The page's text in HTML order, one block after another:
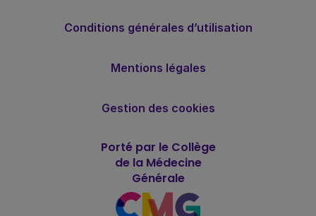
Conditions générales d’utilisation
Mentions légales
Gestion des cookies
Porté par le Collège
de la Médecine
Générale